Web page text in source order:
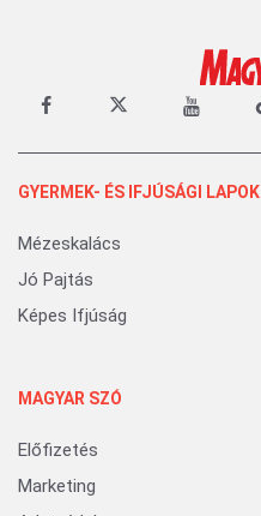
GYERMEK- ÉS IFJÚSÁGI LAPOK
Mézeskalács
Jó Pajtás
Képes Ifjúság
MAGYAR SZÓ
Előfizetés
Marketing